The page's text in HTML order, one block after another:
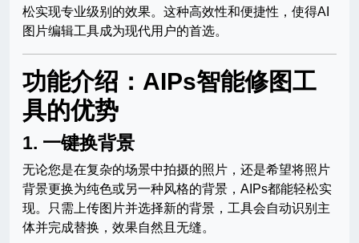
松实现专业级别的效果。这种高效性和便捷性，使得AI
图片编辑工具成为现代用户的首选。
功能介绍：AIPs智能修图工
具的优势
1. 一键换背景
无论您是在复杂的场景中拍摄的照片，还是希望将照片
背景更换为纯色或另一种风格的背景，AIPs都能轻松实
现。只需上传图片并选择新的背景，工具会自动识别主
体并完成替换，效果自然且无缝。